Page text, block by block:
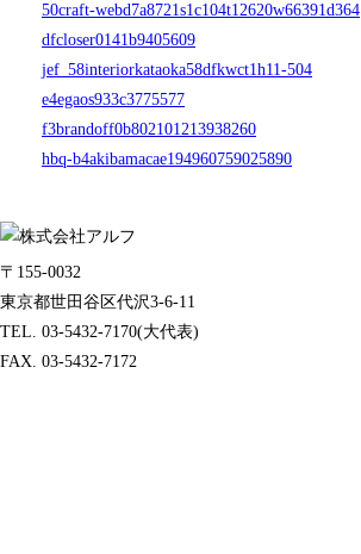
50craft-webd7a8721s1c104t12620w66391d364
dfcloser0141b9405609
jef_58interiorkataoka58dfkwct1h11-504
e4egaos933c3775577
f3brandoff0b802101213938260
hbq-b4akibamacae194960759025890
〒155-0032
東京都世田谷区代沢3-6-11
TEL. 03-5432-7170(大代表)
FAX. 03-5432-7172